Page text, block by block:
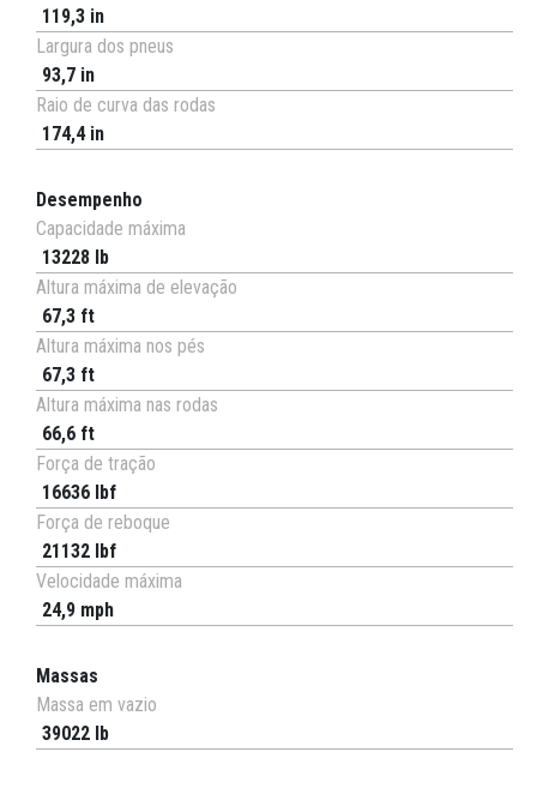
119,3 in
Largura dos pneus
93,7 in
Raio de curva das rodas
174,4 in
Desempenho
Capacidade máxima
13228 lb
Altura máxima de elevação
67,3 ft
Altura máxima nos pés
67,3 ft
Altura máxima nas rodas
66,6 ft
Força de tração
16636 lbf
Força de reboque
21132 lbf
Velocidade máxima
24,9 mph
Massas
Massa em vazio
39022 lb